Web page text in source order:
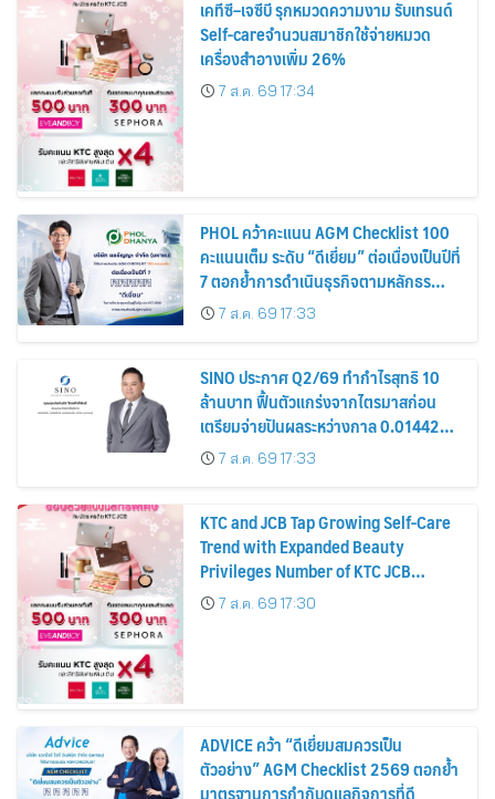
เคทีซี–เจซีบี รุกหมวดความงาม รับเทรนด์
Self-careจำนวนสมาชิกใช้จ่ายหมวด
เครื่องสำอางเพิ่ม 26%
7 ส.ค. 69 17:34
PHOL คว้าคะแนน AGM Checklist 100
คะแนนเต็ม ระดับ “ดีเยี่ยม” ต่อเนื่องเป็นปีที่
7 ตอกย้ำการดำเนินธุรกิจตามหลักธร
รมาภิบาล โปร่งใส สร้างความเชื่อมั่นผู้ถือ
หุ้น
7 ส.ค. 69 17:33
SINO ประกาศ Q2/69 ทำกำไรสุทธิ 10
ล้านบาท ฟื้นตัวแกร่งจากไตรมาสก่อน
เตรียมจ่ายปันผลระหว่างกาล 0.014423
บาทต่อหุ้น ครึ่งปีหลังมุ่งเติบโตต่อเนื่อง
7 ส.ค. 69 17:33
KTC and JCB Tap Growing Self-Care
Trend with Expanded Beauty
Privileges Number of KTC JCB
Cardmembers Spending on
Cosmetics Rises 26%
7 ส.ค. 69 17:30
ADVICE คว้า “ดีเยี่ยมสมควรเป็น
ตัวอย่าง” AGM Checklist 2569 ตอกย้ำ
มาตรฐานการกำกับดูแลกิจการที่ดี